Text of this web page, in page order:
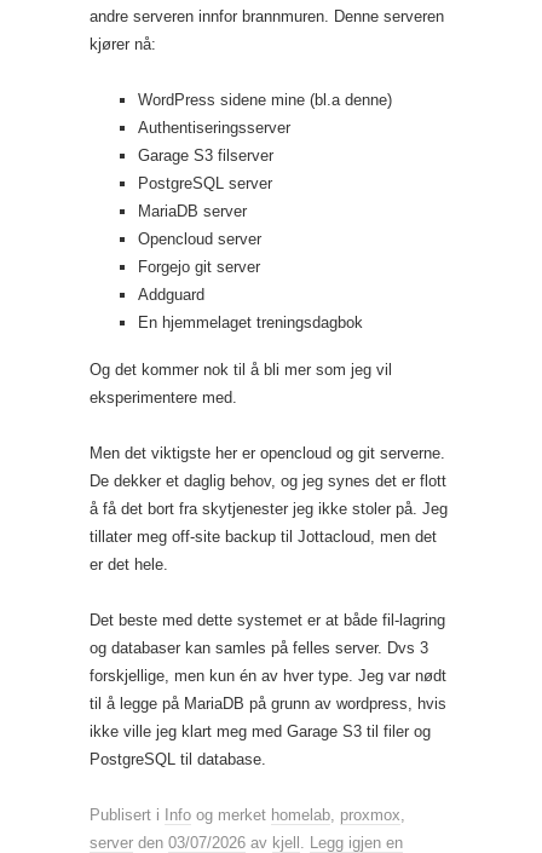
andre serveren innfor brannmuren. Denne serveren
kjører nå:
WordPress sidene mine (bl.a denne)
Authentiseringsserver
Garage S3 filserver
PostgreSQL server
MariaDB server
Opencloud server
Forgejo git server
Addguard
En hjemmelaget treningsdagbok
Og det kommer nok til å bli mer som jeg vil
eksperimentere med.
Men det viktigste her er opencloud og git serverne.
De dekker et daglig behov, og jeg synes det er flott
å få det bort fra skytjenester jeg ikke stoler på. Jeg
tillater meg off-site backup til Jottacloud, men det
er det hele.
Det beste med dette systemet er at både fil-lagring
og databaser kan samles på felles server. Dvs 3
forskjellige, men kun én av hver type. Jeg var nødt
til å legge på MariaDB på grunn av wordpress, hvis
ikke ville jeg klart meg med Garage S3 til filer og
PostgreSQL til database.
Publisert i Info og merket homelab, proxmox,
server den 03/07/2026 av kjell . Legg igjen en